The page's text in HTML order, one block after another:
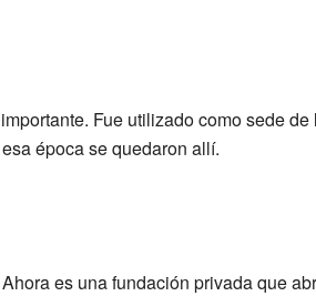
Fue utilizado como sede
época se quedaron allí.
es una fundación privada que